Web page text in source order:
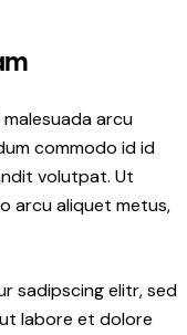
arcu
commodo id id
volutpat. Ut
arcu aliquet metus,
sadipscing elitr, sed
labore et dolore